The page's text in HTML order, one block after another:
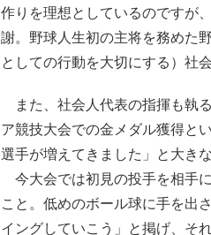
作りを理想としているのですが
謝。野球人生初の主将を務めた
としての行動を大切にする）社
また、社会人代表の指揮も執
ア競技大会での金メダル獲得と
選手が増えてきました」と大き
今大会では初見の投手を相手
こと。低めのボール球に手を出
イングしていこう」と掲げ、そ